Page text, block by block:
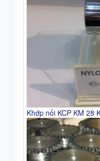
Khớp nối KCP KM 28